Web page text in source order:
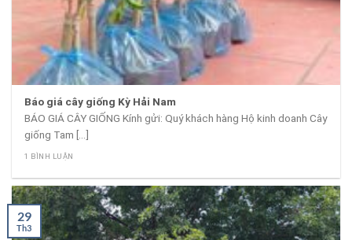
Báo giá cây giống Kỳ Hải Nam
BÁO GIÁ CÂY GIỐNG Kính gửi: Quý khách hàng Hộ kinh doanh Cây
giống Tam [...]
1 BÌNH LUẬN
29
Th3